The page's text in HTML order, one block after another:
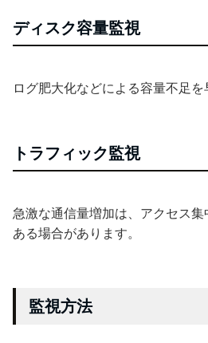
ディスク容量監視
ログ肥大化などによる容量不足を
トラフィック監視
急激な通信量増加は、アクセス
ある場合があります。
監視方法